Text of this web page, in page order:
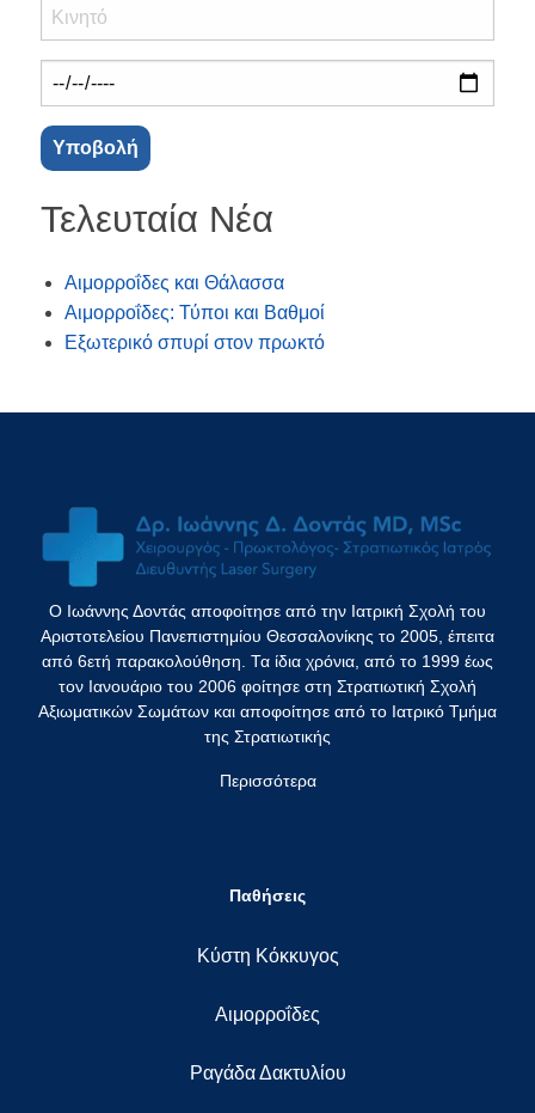
Τελευταία Νέα
Αιμορροΐδες και Θάλασσα
Αιμορροΐδες: Τύποι και Βαθμοί
Εξωτερικό σπυρί στον πρωκτό
Ο Ιωάννης Δοντάς αποφοίτησε από την Ιατρική Σχολή του
Αριστοτελείου Πανεπιστημίου Θεσσαλονίκης το 2005, έπειτα
από 6ετή παρακολούθηση. Τα ίδια χρόνια, από το 1999 έως
τον Ιανουάριο του 2006 φοίτησε στη Στρατιωτική Σχολή
Αξιωματικών Σωμάτων και αποφοίτησε από το Ιατρικό Τμήμα
της Στρατιωτικής
Περισσότερα
Παθήσεις
Κύστη Κόκκυγος
Αιμορροΐδες
Ραγάδα Δακτυλίου